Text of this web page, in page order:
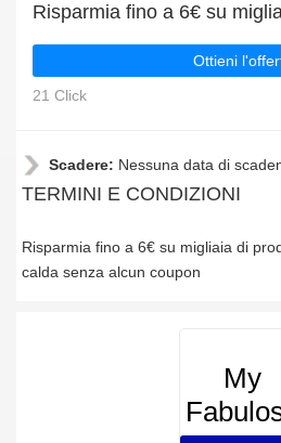
Risparmia fino a 6€ su
Ottieni
21 Click
Scadere: Nessuna data di
TERMINI E CONDIZIONI
Risparmia fino a 6€ su migliaia di
calda senza alcun coupon
My